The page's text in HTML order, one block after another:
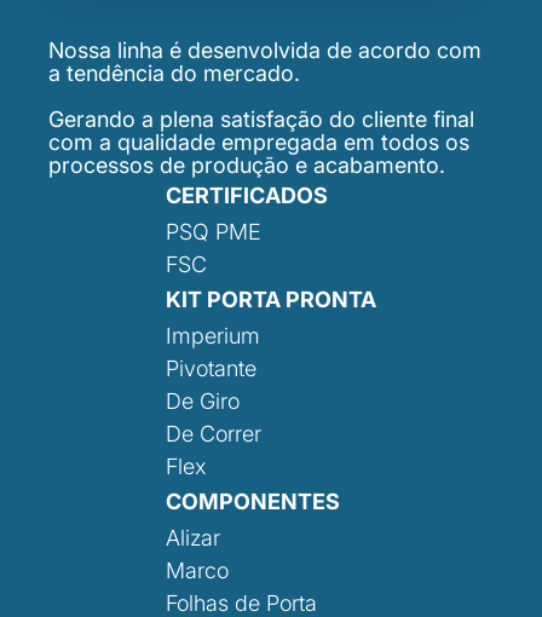
Nossa linha é desenvolvida de acordo com
a tendência do mercado.
Gerando a plena satisfação do cliente final
com a qualidade empregada em todos os
processos de produção e acabamento.
CERTIFICADOS
PSQ PME
FSC
KIT PORTA PRONTA
Imperium
Pivotante
De Giro
De Correr
Flex
COMPONENTES
Alizar
Marco
Folhas de Porta